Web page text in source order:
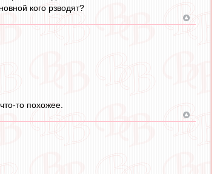
кого рзводят?
то похожее.